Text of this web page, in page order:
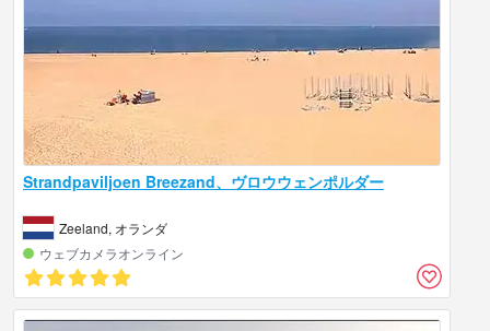
Strandpaviljoen Breezand、ヴロウウェンポルダー
Zeeland, オランダ
ウェブカメラオンライン